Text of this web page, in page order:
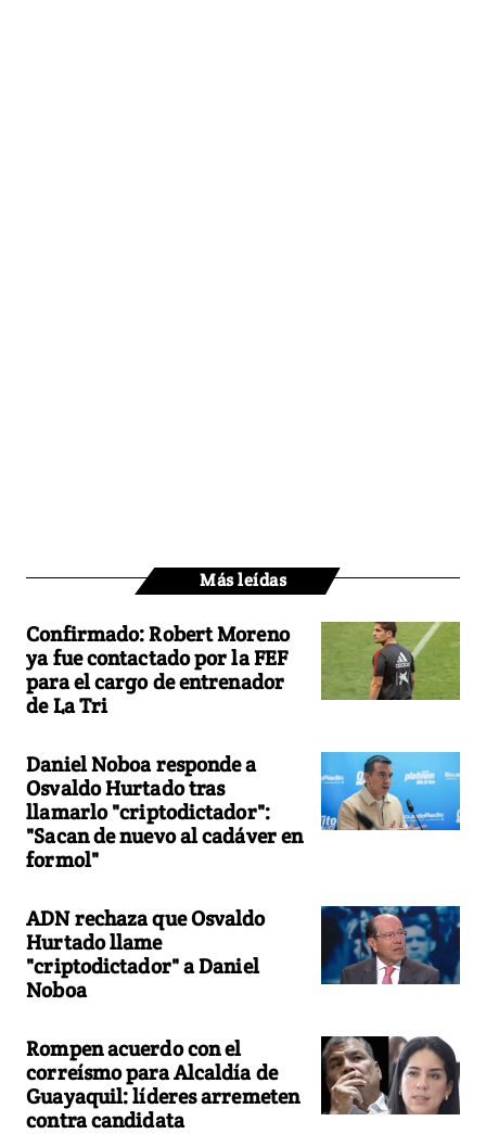
Más leídas
Confirmado: Robert Moreno
ya fue contactado por la FEF
para el cargo de entrenador
de La Tri
Daniel Noboa responde a
Osvaldo Hurtado tras
llamarlo "criptodictador":
"Sacan de nuevo al cadáver en
formol"
ADN rechaza que Osvaldo
Hurtado llame
"criptodictador" a Daniel
Noboa
Rompen acuerdo con el
correísmo para Alcaldía de
Guayaquil: líderes arremeten
contra candidata